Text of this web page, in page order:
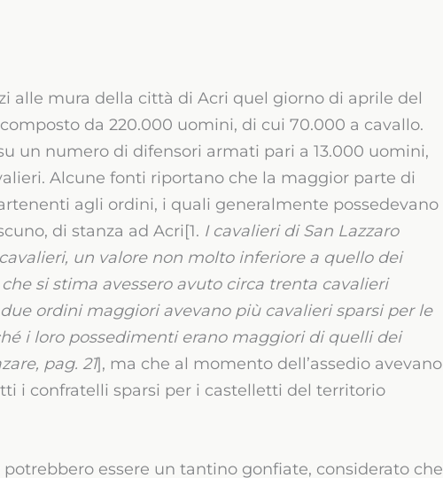
alle mura della città di Acri quel giorno di aprile del
da 220.000 uomini, di cui 70.000 a cavallo.
un numero di difensori armati pari a 13.000 uomini,
Alcune fonti riportano che la maggior parte di
agli ordini, i quali generalmente possedevano
di stanza ad Acri[1. I cavalieri di San Lazzaro
un valore non molto inferiore a quello dei
si stima avessero avuto circa trenta cavalieri
ordini maggiori avevano più cavalieri sparsi per le
i loro possedimenti erano maggiori di quelli dei
pag. 21], ma che al momento dell’assedio avevano
i confratelli sparsi per i castelletti del territorio
potrebbero essere un tantino gonfiate, considerato che